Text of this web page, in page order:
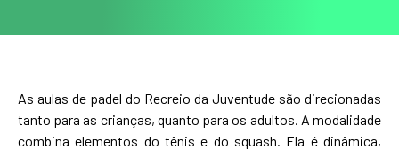
As aulas de padel do Recreio da Juventude são direcionadas
tanto para as crianças, quanto para os adultos. A modalidade
combina elementos do tênis e do squash. Ela é dinâmica,